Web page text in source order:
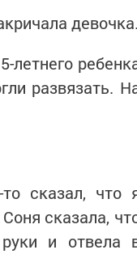
летнего
развязать.
сказал, что
сказала,
и отвела